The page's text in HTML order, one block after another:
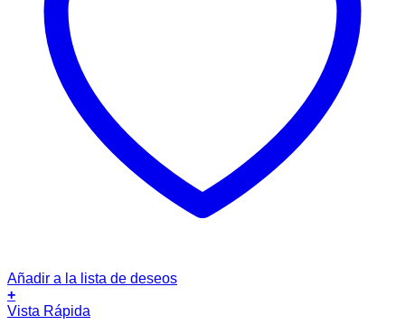
Añadir a la lista de deseos
+
Vista Rápida